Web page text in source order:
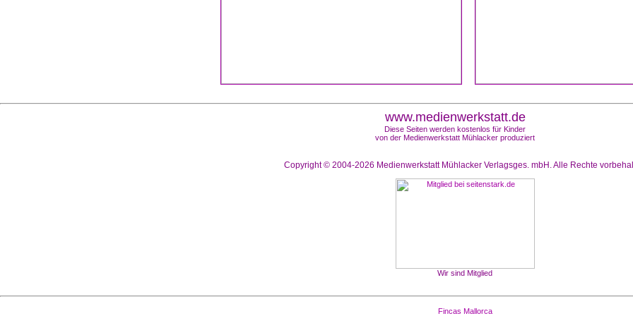
www.medienwerkstatt.de
Diese Seiten werden kostenlos für Kinder
von der Medienwerkstatt Mühlacker produziert
Copyright © 2004-2026 Medienwerkstatt Mühlacker Verlagsges. mbH. Alle Rechte
Wir sind Mitglied
Fincas Mallorca